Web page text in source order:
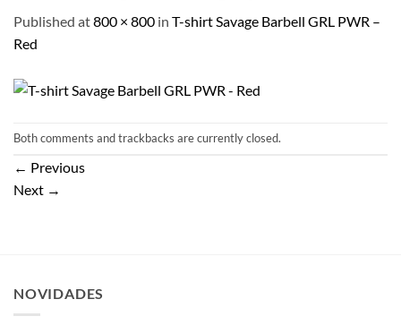
Published at800 × 800 in T-shirt Savage Barbell GRL PWR –
Red
Both comments and trackbacks are currently closed.
← Previous
Next →
NOVIDADES